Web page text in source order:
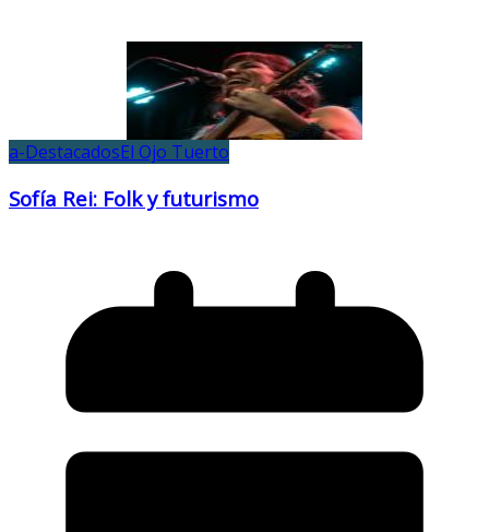
a-DestacadosEl Ojo Tuerto
Sofía Rei: Folk y futurismo